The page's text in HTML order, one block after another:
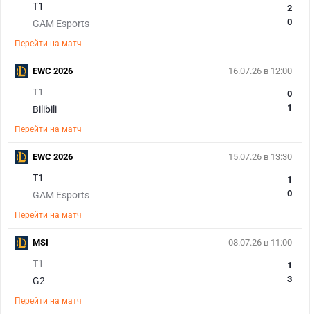
T1
GAM Esports
2
0
Перейти на матч
16.07.26 в 12:00
T1
Bilibili
0
1
Перейти на матч
EWC 2026
15.07.26 в 13:30
T1
GAM Esports
1
0
Перейти на матч
EWC 2026
08.07.26 в 11:00
T1
G2
1
3
Перейти на матч
MSI